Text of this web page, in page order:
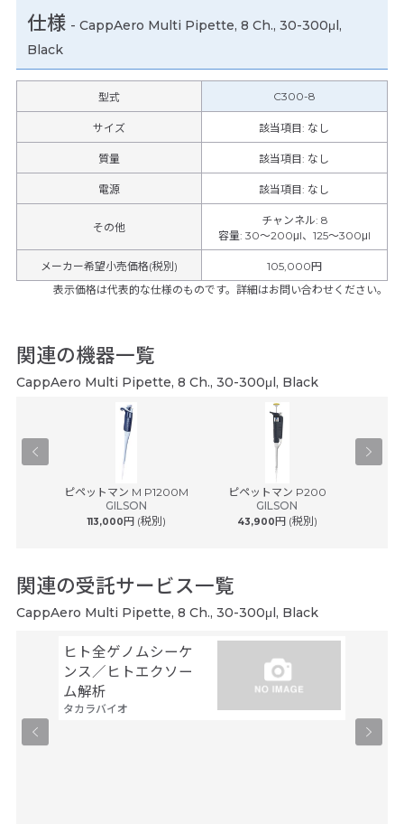
仕様 - CappAero Multi Pipette, 8 Ch., 30-300μl,
Black
型式 C300-8
サイズ 該当項目: なし
質量 該当項目: なし
電源 該当項目: なし
その他
チャンネル: 8
容量: 30～200μl、125～300μl
メーカー希望小売価格(税別)
105,000円
表示価格は代表的な仕様のものです。詳細はお問い合わせください。
関連の機器一覧
CappAero Multi Pipette, 8 Ch., 30-300μl, Black
ピペットマン M P1200M
GILSON
113,000円 (税別)
ピペットマン P200
GILSON
43,900円 (税別)
関連の受託サービス一覧
CappAero Multi Pipette, 8 Ch., 30-300μl, Black
ヒト全ゲノムシーケ
ンス／ヒトエクソー
ム解析
タカラバイオ